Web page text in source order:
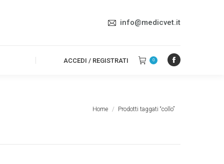
info@medicvet.it
ACCEDI / REGISTRATI 0
Facebook
in
Tu sei qui:
Home Prodotti taggati “collo”
Facebook
in